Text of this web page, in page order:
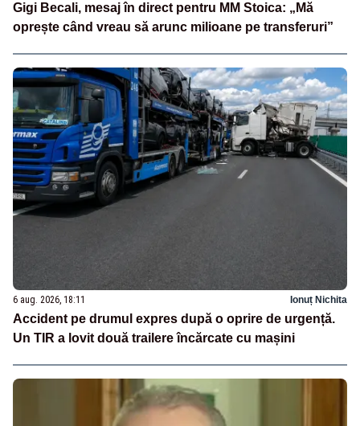
Gigi Becali, mesaj în direct pentru MM Stoica: „Mă
oprește când vreau să arunc milioane pe transferuri”
6 aug. 2026, 18:11 Ionuț Nichita
Accident pe drumul expres după o oprire de urgență.
Un TIR a lovit două trailere încărcate cu mașini